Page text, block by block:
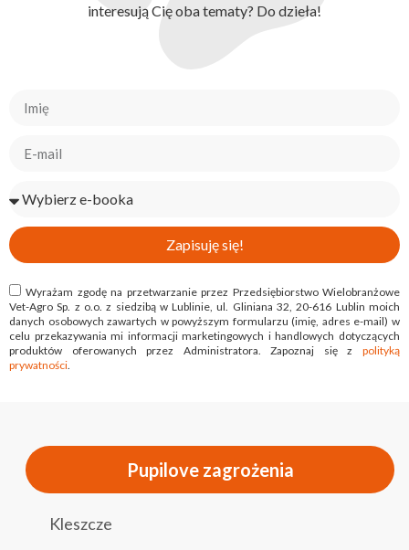
interesują Cię oba tematy? Do dzieła!
Wyrażam zgodę na przetwarzanie przez Przedsiębiorstwo Wielobranżowe
Vet-Agro Sp. z o.o. z siedzibą w Lublinie, ul. Gliniana 32, 20-616 Lublin moich
danych osobowych zawartych w powyższym formularzu (imię, adres e-mail) w
celu przekazywania mi informacji marketingowych i handlowych dotyczących
produktów oferowanych przez Administratora. Zapoznaj się z polityką
prywatności.
Zapisuję się!
Pupilove zagrożenia
Kleszcze